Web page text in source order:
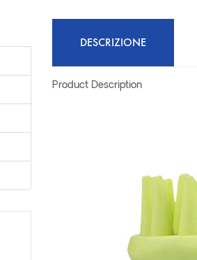
DESCRIZIONE
Product Description